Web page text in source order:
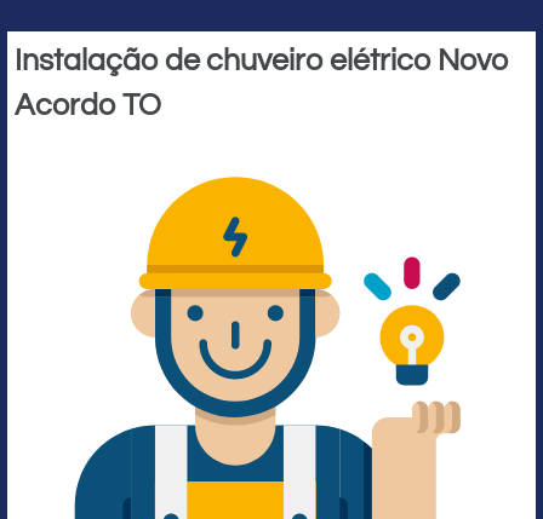
Instalação de chuveiro elétrico Novo
Acordo TO